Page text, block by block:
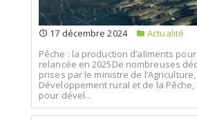
17 décembre 2024
Actualité
Pêche : la production d’aliments
relancée en 2025De nombreuses
prises par le ministre de
Développement rural et de la
pour dével...